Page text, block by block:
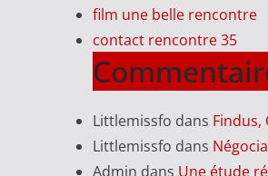
film une belle rencontre
contact rencontre 35
Littlemissfo dans Findus,
Littlemissfo dans
Admin dans Une étude